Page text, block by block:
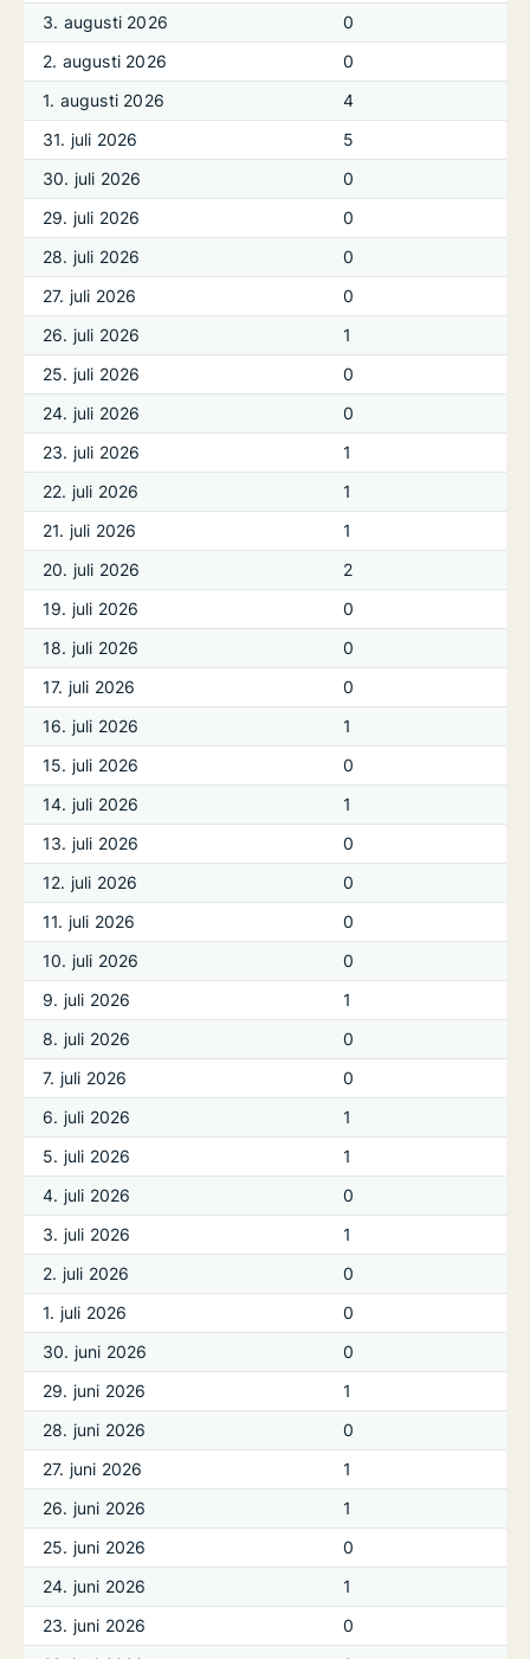
3. augusti 2026
0
2. augusti 2026
0
1. augusti 2026
4
31. juli 2026
5
30. juli 2026
0
29. juli 2026
0
28. juli 2026
0
27. juli 2026
0
26. juli 2026
1
25. juli 2026
0
24. juli 2026
0
23. juli 2026
1
22. juli 2026
1
21. juli 2026
1
20. juli 2026
2
19. juli 2026
0
18. juli 2026
0
17. juli 2026
0
16. juli 2026
1
15. juli 2026
0
14. juli 2026
1
13. juli 2026
0
12. juli 2026
0
11. juli 2026
0
10. juli 2026
0
9. juli 2026
1
8. juli 2026
0
7. juli 2026
0
6. juli 2026
1
5. juli 2026
1
4. juli 2026
0
3. juli 2026
1
2. juli 2026
0
1. juli 2026
0
30. juni 2026
0
29. juni 2026
1
28. juni 2026
0
27. juni 2026
1
26. juni 2026
1
25. juni 2026
0
24. juni 2026
1
23. juni 2026
0